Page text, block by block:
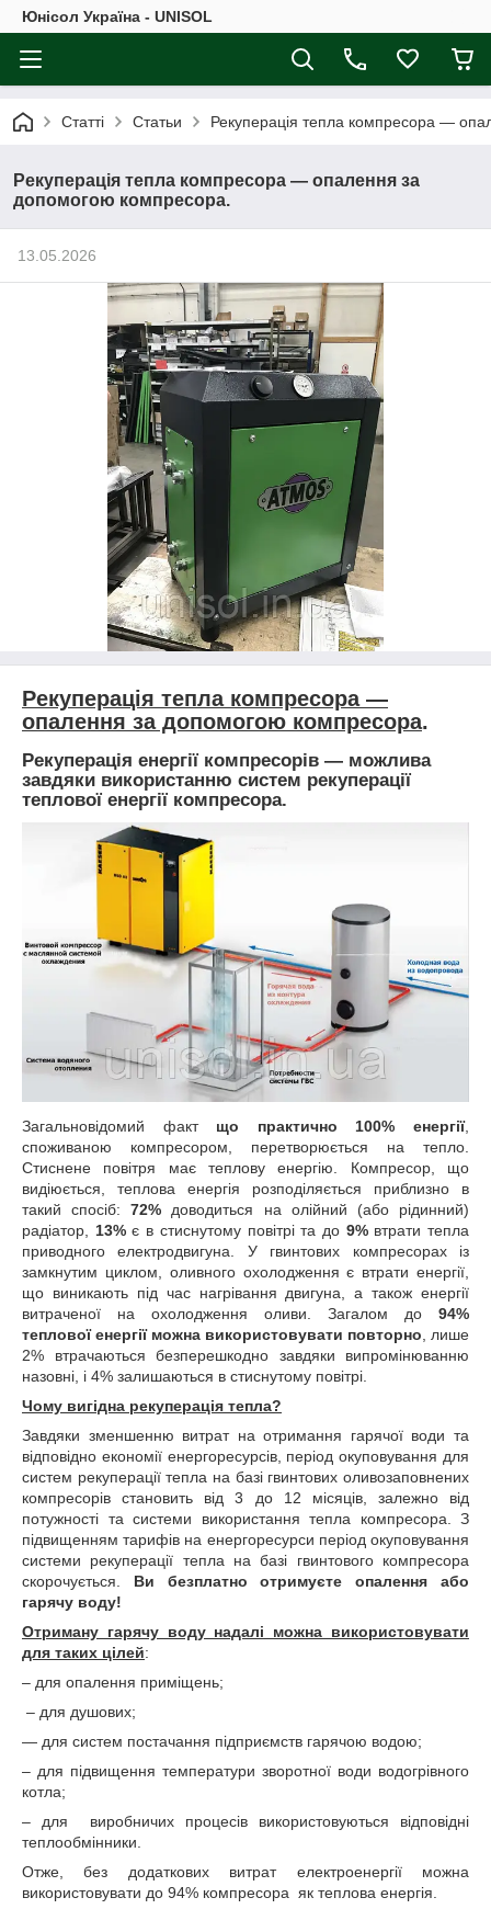
Юнісол Україна - UNISOL
Статті Статьи Рекуперація тепла компресора —
Рекуперація тепла компресора — опалення за
допомогою компресора.
13.05.2026
Рекуперація тепла компресора —
опалення за допомогою компресора.
Рекуперація енергії компресорів — можлива
завдяки використанню систем рекуперації
теплової енергії компресора.
Загальновідомий факт що практично 100% енергії,
споживаною компресором, перетворюється на тепло.
Стиснене повітря має теплову енергію. Компресор, що
видіюється, теплова енергія розподіляється приблизно в
такий спосіб:72% доводиться на олійний (або рідинний)
радіатор, 13%є в стиснутому повітрі та до 9%втрати тепла
приводного електродвигуна. У гвинтових компресорах із
замкнутим циклом, оливного охолодження є втрати енергії,
що виникають під час нагрівання двигуна, а також енергії
витраченої на охолодження оливи. Загалом до 94%
теплової енергії можна використовувати повторно , лише
2% втрачаються безперешкодно завдяки випромінюванню
назовні, і 4% залишаються в стиснутому повітрі.
Чому вигідна рекуперація тепла?
Завдяки зменшенню витрат на отримання гарячої води та
відповідно економії енергоресурсів, період окуповування для
систем рекуперації тепла на базі гвинтових оливозаповнених
компресорів становить від 3 до 12 місяців, залежно від
потужності та системи використання тепла компресора. З
підвищенням тарифів на енергоресурси період окуповування
системи рекуперації тепла на базі гвинтового компресора
скорочується. Ви безплатно отримуєте опалення або
гарячу воду!
Отриману гарячу воду надалі можна використовувати
для таких цілей:
– для опалення приміщень;
– для душових;
— для систем постачання підприємств гарячою водою;
– для підвищення температури зворотної води водогрівного
котла;
– для
виробничих процесів використовуються відповідні
теплообмінники.
Отже, без додаткових витрат електроенергії можна
використовувати до 94% компресора як теплова енергія.